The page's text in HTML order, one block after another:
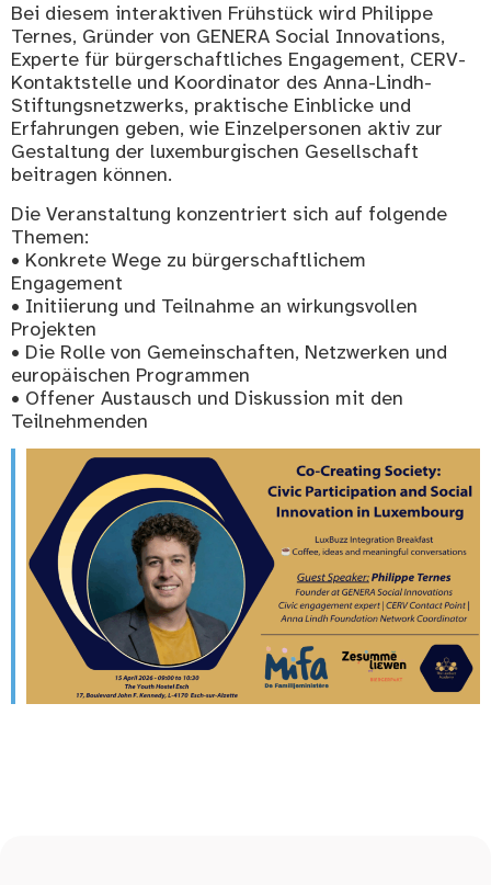
Bei diesem interaktiven Frühstück wird Philippe
Ternes, Gründer von GENERA Social Innovations,
Experte für bürgerschaftliches Engagement, CERV-
Kontaktstelle und Koordinator des Anna-Lindh-
Stiftungsnetzwerks, praktische Einblicke und
Erfahrungen geben, wie Einzelpersonen aktiv zur
Gestaltung der luxemburgischen Gesellschaft
beitragen können.
Die Veranstaltung konzentriert sich auf folgende
Themen:
• Konkrete Wege zu bürgerschaftlichem
Engagement
• Initiierung und Teilnahme an wirkungsvollen
Projekten
• Die Rolle von Gemeinschaften, Netzwerken und
europäischen Programmen
• Offener Austausch und Diskussion mit den
Teilnehmenden